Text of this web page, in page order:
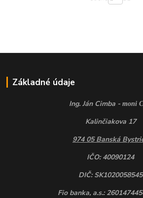
Základné údaje
Ing. Ján Cimba - moni
Kalinčiakova 17
974 05 Banská
IČO: 40090124
DIČ: SK1020058545
Fio banka, a.s.: